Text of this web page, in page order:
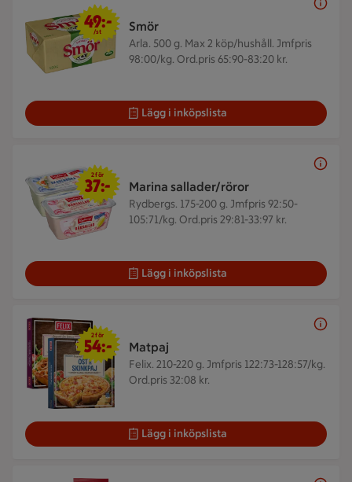
Smör
Arla. 500 g. Max 2 köp/hushåll. Jmfpris
98:00/kg. Ord.pris 65:90-83:20 kr.
49 kr/st
49:-
/st
Lägg i inköpslista
Marina sallader/röror
Rydbergs. 175-200 g. Jmfpris 92:50-
105:71/kg. Ord.pris 29:81-33:97 kr.
2 för 37 kr
2 för
37:-
Lägg i inköpslista
Matpaj
Felix. 210-220 g. Jmfpris 122:73-128:57/kg.
Ord.pris 32:08 kr.
2 för 54 kr
2 för
54:-
Lägg i inköpslista